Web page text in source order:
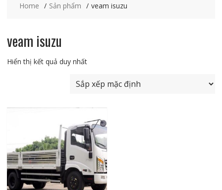
Home Sản phẩm veam isuzu
veam isuzu
Hiển thị kết quả duy nhất